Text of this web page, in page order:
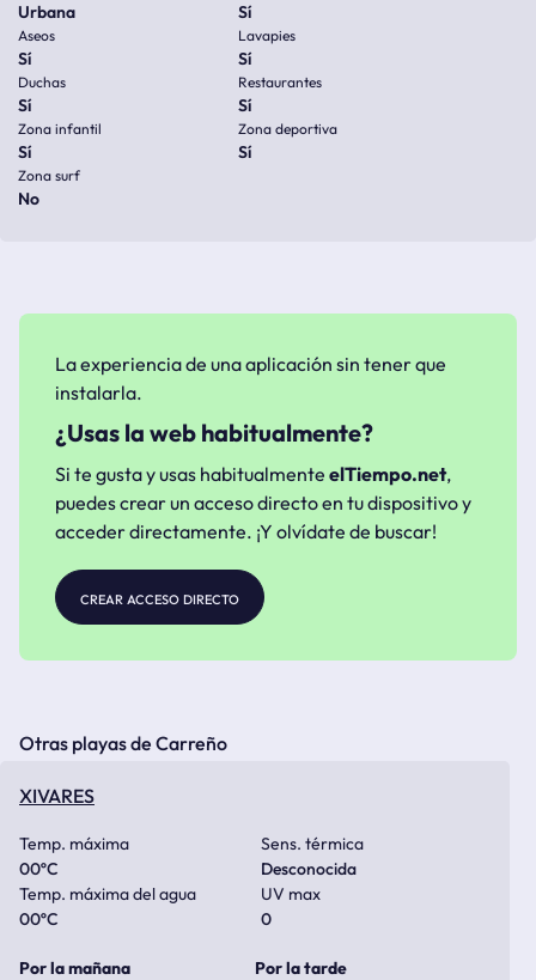
Urbana Sí
Aseos
Sí
Lavapies
Sí
Duchas
Sí
Restaurantes
Sí
Zona infantil
Sí
Zona deportiva
Sí
Zona surf
No
La experiencia de una aplicación sin tener que
instalarla.
¿Usas la web habitualmente?
Si te gusta y usas habitualmente elTiempo.net,
puedes crear un acceso directo en tu dispositivo y
acceder directamente. ¡Y olvídate de buscar!
crear acceso directo
Otras playas de Carreño
XIVARES
Temp. máxima
00ºC
Sens. térmica
Desconocida
Temp. máxima del agua
00ºC
UV max
0
Por la mañana
Por la tarde